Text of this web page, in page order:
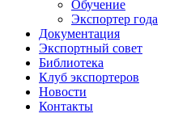
Обучение
Экспортер года
Документация
Экспортный совет
Библиотека
Клуб экспортеров
Новости
Контакты